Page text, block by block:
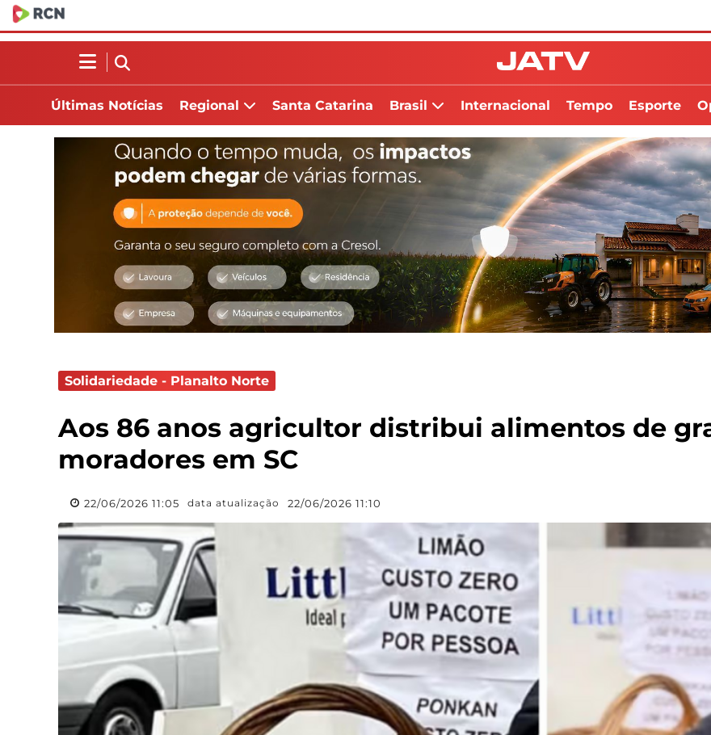
Últimas Notícias Regional Santa Catarina Brasil Internacional Tempo Esporte
Solidariedade - Planalto Norte
Aos 86 anos agricultor distribui alimentos de
moradores em SC
22/06/2026 11:05 data atualização 22/06/2026 11:10